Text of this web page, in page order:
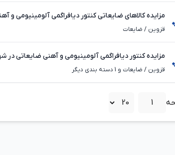
مزایده کالاهای ضایعاتی کنتور دیافراگمی آلومینیومی و
قزوین / ضایعات
مزایده کنتور دیافراگمی آلومینیومی و آهنی ضایعاتی در
قزوین / ضایعات و 1 دسته بندی دیگر